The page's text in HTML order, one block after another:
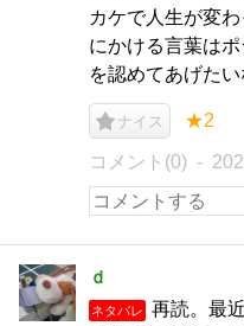
カケで人生が変
にかける言葉は
を認めてあげたい
ナイス ★2
コメント(0)
ｄ
ネタバレ
再読。最